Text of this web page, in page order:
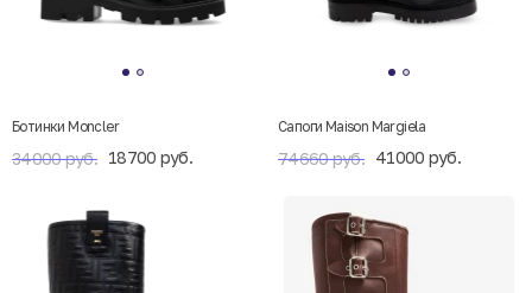
Ботинки Moncler
34000 руб. 18700 руб.
Cапоги Maison Margiela
74660 руб. 41000 руб.